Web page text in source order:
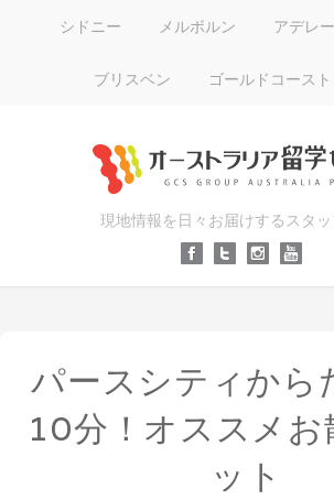
シドニー メルボルン アデレ
ブリスベン ゴールドコースト
現地情報を日々お届けするスタ
パースシティから
10分！オススメお
ット